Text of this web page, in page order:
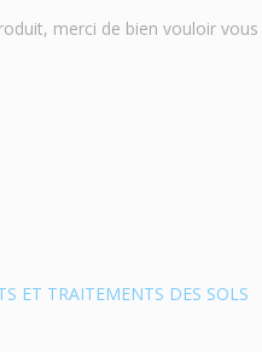
merci de bien vouloir vous
ET TRAITEMENTS DES SOLS